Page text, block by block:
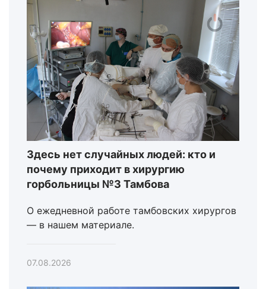
Здесь нет случайных людей: кто и
почему приходит в хирургию
горбольницы №3 Тамбова
О ежедневной работе тамбовских хирургов
— в нашем материале.
07.08.2026